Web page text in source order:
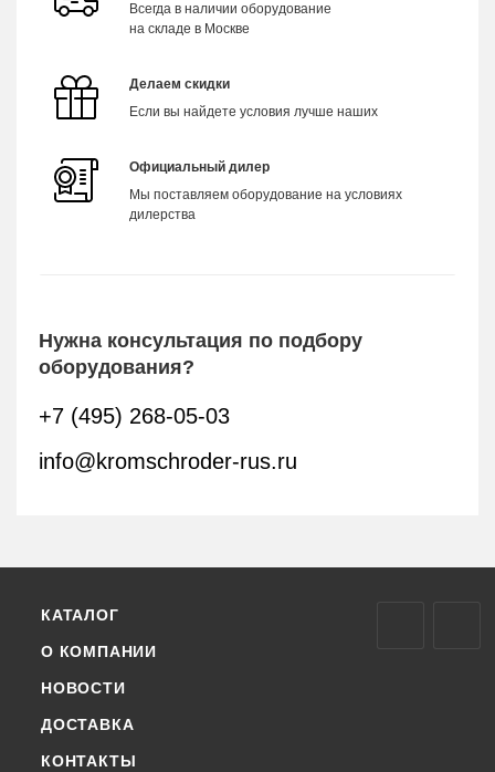
Всегда в наличии оборудование
на складе в Москве
Делаем скидки
Если вы найдете условия лучше наших
Официальный дилер
Мы поставляем оборудование на условиях
дилерства
Нужна консультация по подбору
оборудования?
+7 (495) 268-05-03
info@kromschroder-rus.ru
КАТАЛОГ
О КОМПАНИИ
НОВОСТИ
ДОСТАВКА
КОНТАКТЫ